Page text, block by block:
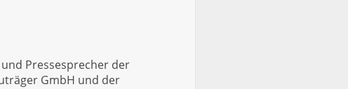
Pressesprecher der
GmbH und der